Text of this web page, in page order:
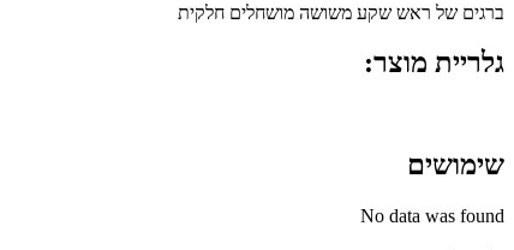
ברגים של ראש שקע משושה מושחלים חלקית
גלריית מוצר:
שימושים
No data was found